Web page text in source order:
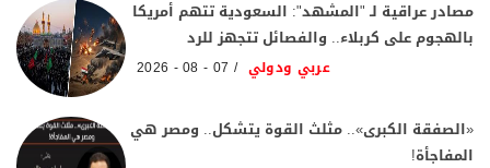
مصادر عراقية لـ "المشهد": السعودية تتهم أمريكا
بالهجوم على كربلاء.. والفصائل تتجهز للرد
عربي ودولي 07 - 08 - 2026
«الصفقة الكبرى».. مثلث القوة يتشكل.. ومصر هي
المفاجأة!